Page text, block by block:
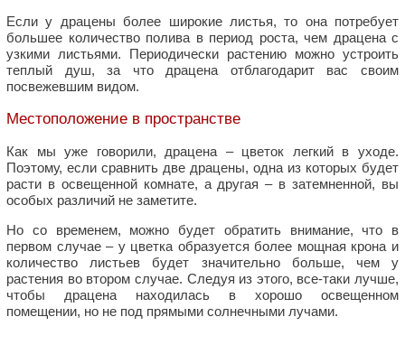
Если у драцены более широкие листья, то она потребует
большее количество полива в период роста, чем драцена с
узкими листьями. Периодически растению можно устроить
теплый душ, за что драцена отблагодарит вас своим
посвежевшим видом.
Местоположение в пространстве
Как мы уже говорили, драцена – цветок легкий в уходе.
Поэтому, если сравнить две драцены, одна из которых будет
расти в освещенной комнате, а другая – в затемненной, вы
особых различий не заметите.
Но со временем, можно будет обратить внимание, что в
первом случае – у цветка образуется более мощная крона и
количество листьев будет значительно больше, чем у
растения во втором случае. Следуя из этого, все-таки лучше,
чтобы драцена находилась в хорошо освещенном
помещении, но не под прямыми солнечными лучами.